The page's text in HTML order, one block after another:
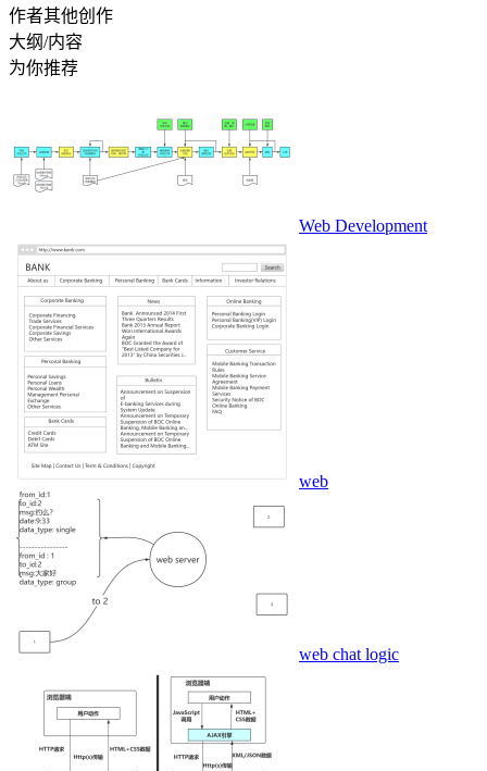
作者其他创作
大纲/内容
为你推荐
Web Development
web
web chat logic